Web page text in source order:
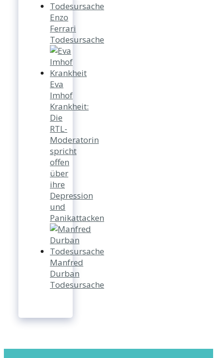
Enzo
Ferrari
Todesursache
Eva
Imhof
Krankheit:
Die
RTL-
Moderatorin
spricht
offen
über
ihre
Depression
und
Panikattacken
Manfred
Durban
Todesursache